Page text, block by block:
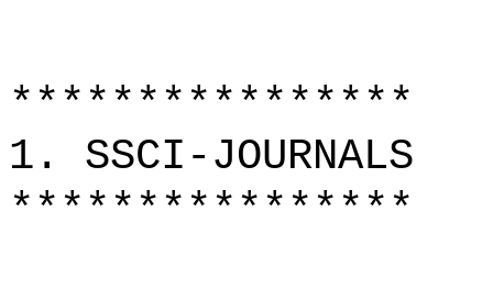
****************
1. SSCI-JOURNALS
****************